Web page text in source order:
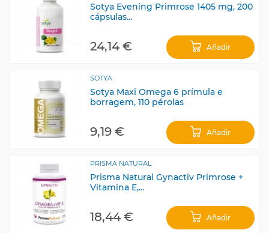
Sotya Evening Primrose 1405 mg, 200
cápsulas...
24,14 € Añadir
SOTYA
Sotya Maxi Omega 6 prímula e
borragem, 110 pérolas
9,19 € Añadir
PRISMA NATURAL
Prisma Natural Gynactiv Primrose +
Vitamina E,...
18,44 € Añadir